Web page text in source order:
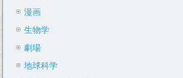
漫画
生物学
劇場
地球科学